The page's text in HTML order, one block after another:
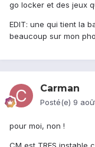
go locker et des jeux
EDIT: une qui tient la
beaucoup sur mon
Carman
Posté(e) 9
pour moi, non !